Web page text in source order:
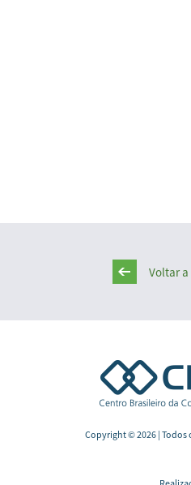
Voltar a
Copyright © 2026 | Todos